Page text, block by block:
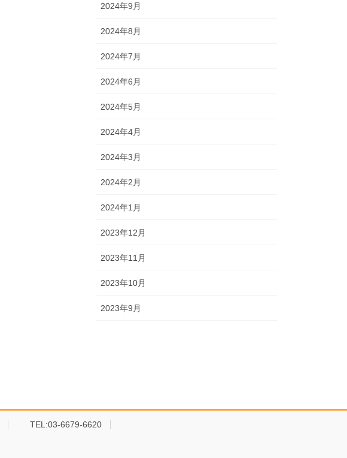
2024年9月
2024年8月
2024年7月
2024年6月
2024年5月
2024年4月
2024年3月
2024年2月
2024年1月
2023年12月
2023年11月
2023年10月
2023年9月
TEL:03-6679-6620